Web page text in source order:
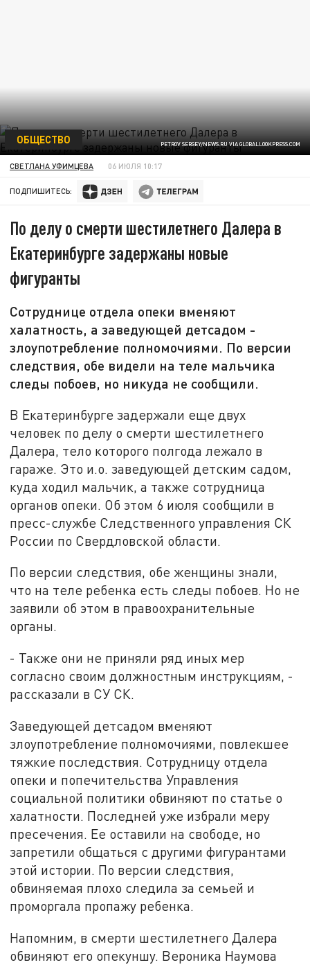
PETROV SERGEY/NEWS.RU VIA GLOBALLOOKPRESS.COM
ОБЩЕСТВО
СВЕТЛАНА УФИМЦЕВА 06 ИЮЛЯ 10:17
ПОДПИШИТЕСЬ:
По делу о смерти шестилетнего Далера в
Екатеринбурге задержаны новые
фигуранты
Сотруднице отдела опеки вменяют
халатность, а заведующей детсадом -
злоупотребление полномочиями. По версии
следствия, обе видели на теле мальчика
следы побоев, но никуда не сообщили.
В Екатеринбурге задержали еще двух
человек по делу о смерти шестилетнего
Далера, тело которого полгода лежало в
гараже. Это и.о. заведующей детским садом,
куда ходил мальчик, а также сотрудница
органов опеки. Об этом 6 июля сообщили в
пресс-службе Следственного управления СК
России по Свердловской области.
По версии следствия, обе женщины знали,
что на теле ребенка есть следы побоев. Но не
заявили об этом в правоохранительные
органы.
- Также они не приняли ряд иных мер
согласно своим должностным инструкциям, -
рассказали в СУ СК.
Заведующей детсадом вменяют
злоупотребление полномочиями, повлекшее
тяжкие последствия. Сотрудницу отдела
опеки и попечительства Управления
социальной политики обвиняют по статье о
халатности. Последней уже избрали меру
пресечения. Ее оставили на свободе, но
запретили общаться с другими фигурантами
этой истории. По версии следствия,
обвиняемая плохо следила за семьей и
проморгала пропажу ребенка.
Напомним, в смерти шестилетнего Далера
обвиняют его опекуншу. Вероника Наумова